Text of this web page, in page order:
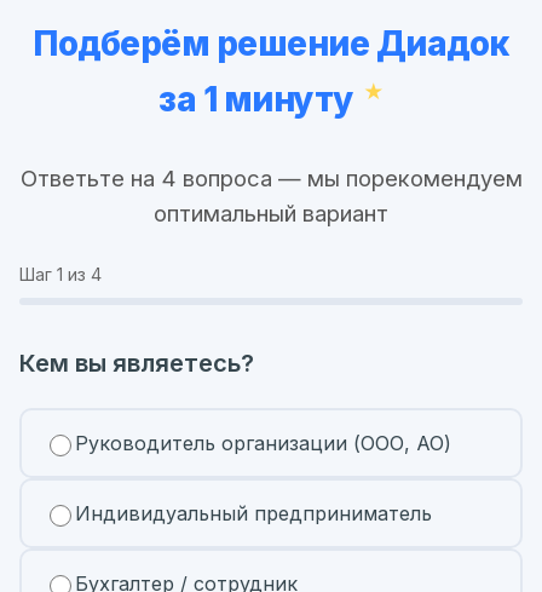
Подберём решение Диадок
за 1 минуту
Ответьте на 4 вопроса — мы порекомендуем
оптимальный вариант
Шаг 1 из 4
Кем вы являетесь?
Руководитель организации (ООО, АО)
Индивидуальный предприниматель
Бухгалтер / сотрудник